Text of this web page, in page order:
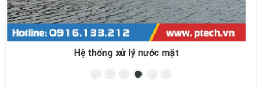
Hệ thống xử lý nước biển cho nuôi trồng thủy sản